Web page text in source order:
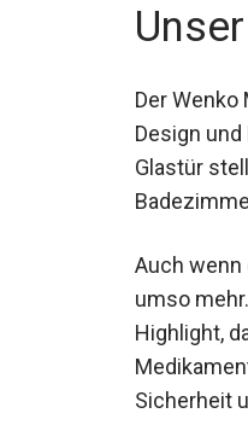
Der
Design
Glastür
Auch wenn
umso
Highlight,
Sicherheit